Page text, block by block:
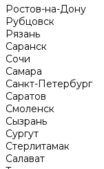
Ростов-на-Дону
Рубцовск
Рязань
Саранск
Сочи
Самара
Санкт-Петербург
Саратов
Смоленск
Сызрань
Сургут
Стерлитамак
Салават